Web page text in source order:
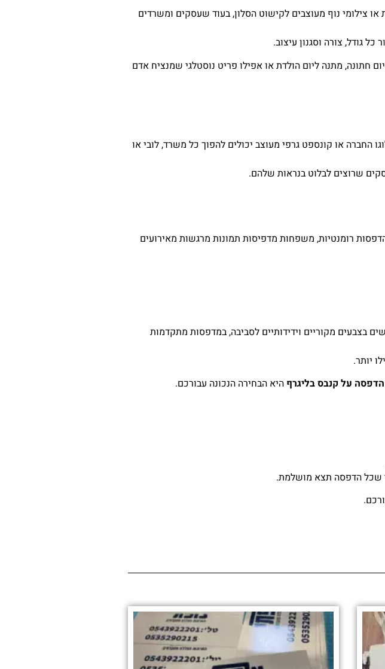
צילומי נוף מעוצבים לקישוט הסלון, בעוד שעסקים ומשרדים
גודל, צורה וסגנון עיצוב.
מתנה ליום הולדת או אפילו פריט נוסטלגי שמנציח אדם
החברה או קונספט גרפי מעוצב יכולים להפוך כל משרד, לובי או
שרוצים לבלוט בנראות שלהם.
רומנטיות, משפחות מדפיסות תמונות מרגשות מאירועים
בצבעים מקוריים וידידותיים לסביבה, במדפסות מתקדמות
יותר.
הדפסה על קנבס בליגרף היא הבחירה הנכונה עבורכם.
שכל הדפסה תצא מושלמת.